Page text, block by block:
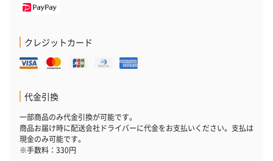
プレミアムビール イネ
ディット（712円）
酒（655円）
おつまみ・その他
お酒にぴったりのおつまみ・サプリを同梱してお届けいたしま
す。
クレジットカード
代金引換
一部商品のみ代金引換が可能です。
商品お届け時に配送会社ドライバーに代金をお支払いください。支払は
現金のみ可能です。
※手数料：330円